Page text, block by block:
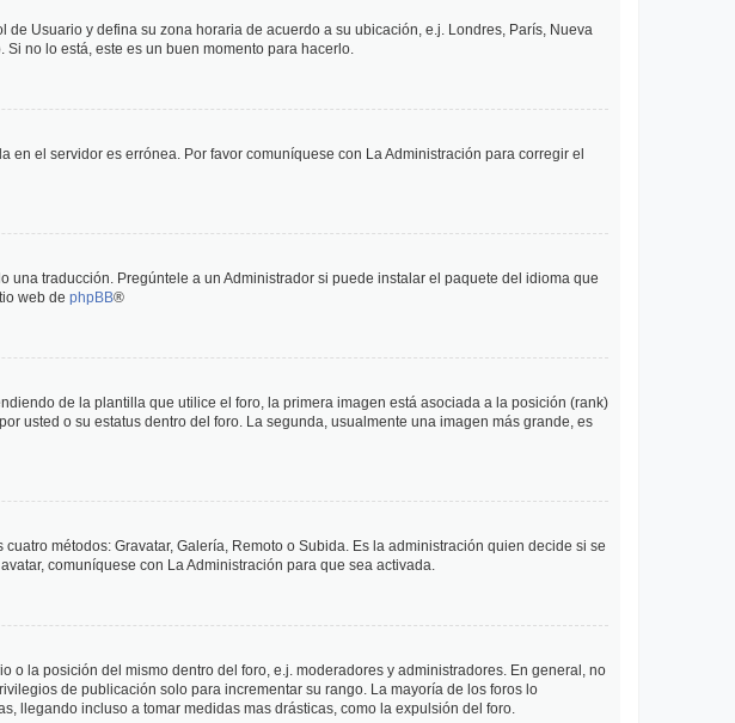
Usuario y defina su zona horaria de acuerdo a su ubicación, e.j. Londres, París, Nueva
no lo está, este es un buen momento para hacerlo.
el servidor es errónea. Por favor comuníquese con La Administración para corregir el
traducción. Pregúntele a un Administrador si puede instalar el paquete del idioma que
web de phpBB®
de la plantilla que utilice el foro, la primera imagen está asociada a la posición (rank)
usted o su estatus dentro del foro. La segunda, usualmente una imagen más grande, es
métodos: Gravatar, Galería, Remoto o Subida. Es la administración quien decide si se
comuníquese con La Administración para que sea activada.
la posición del mismo dentro del foro, e.j. moderadores y administradores. En general, no
de publicación solo para incrementar su rango. La mayoría de los foros lo
llegando incluso a tomar medidas mas drásticas, como la expulsión del foro.